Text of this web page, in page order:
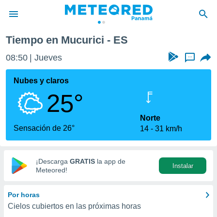
de
ha
calidad.
a este
las
y
digital
basada
Tiempo en Mucurici - ES
08:50 Jueves ...
Nubes y claros
25°
Sensación de 26°
Norte
14
31 km/h
¡Descarga GRATIS la app de
Meteored!
Instalar
Por horas
Cielos cubiertos en las próximas horas